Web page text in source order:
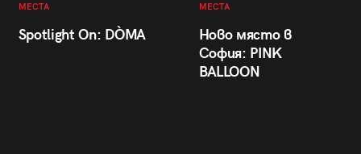
МЕСТА
Spotlight On: DÒMA
МЕСТА
Ново място в
София: PINK
BALLOON